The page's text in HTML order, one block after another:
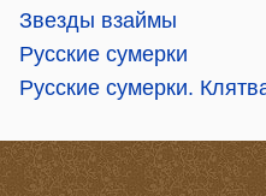
Звезды взаймы
Русские сумерки
Русские сумерки.